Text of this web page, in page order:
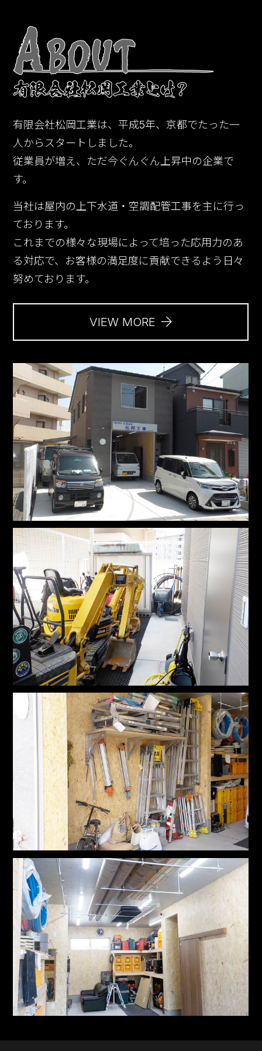
有限会社松岡工業は、平成5年、京都でたった一
人からスタートしました。
従業員が増え、ただ今ぐんぐん上昇中の企業で
す。
当社は屋内の上下水道・空調配管工事を主に行っ
ております。
これまでの様々な現場によって培った応用力のあ
る対応で、お客様の満足度に貢献できるよう日々
努めております。
VIEW MORE